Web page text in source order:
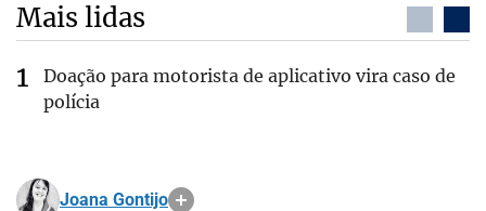
Mais lidas
Doação para motorista de aplicativo vira caso de
polícia
Joana Gontijo